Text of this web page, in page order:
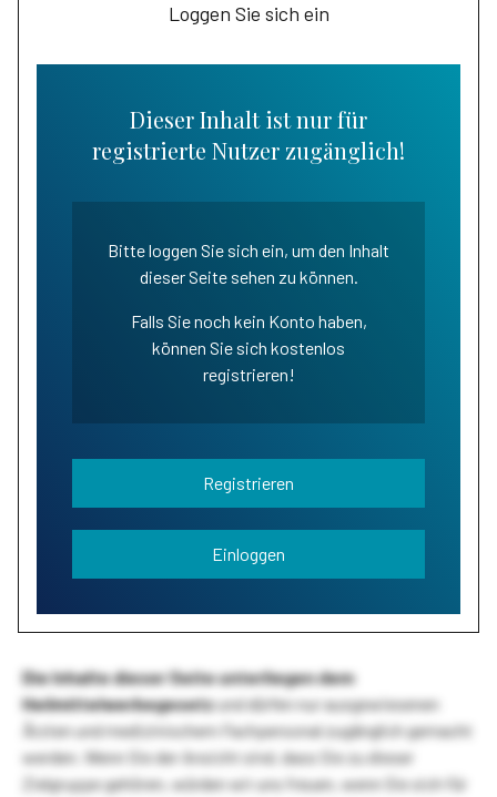
Loggen Sie sich ein
Dieser Inhalt ist nur für
registrierte Nutzer zugänglich!
Bitte loggen Sie sich ein, um den Inhalt
dieser Seite sehen zu können.
Falls Sie noch kein Konto haben,
können Sie sich kostenlos
registrieren!
Registrieren
Einloggen
Die Inhalte dieser Seite unterliegen dem
Heilmittelwerbegesetzund dürfen nur ausgewiesenen
Ärzten und medizinischem Fachpersonal zugänglich gemacht
werden. Wenn Sie der Ansicht sind, dass Sie zu dieser
Zielgruppe gehören, würden wir uns freuen, wenn Sie sich für